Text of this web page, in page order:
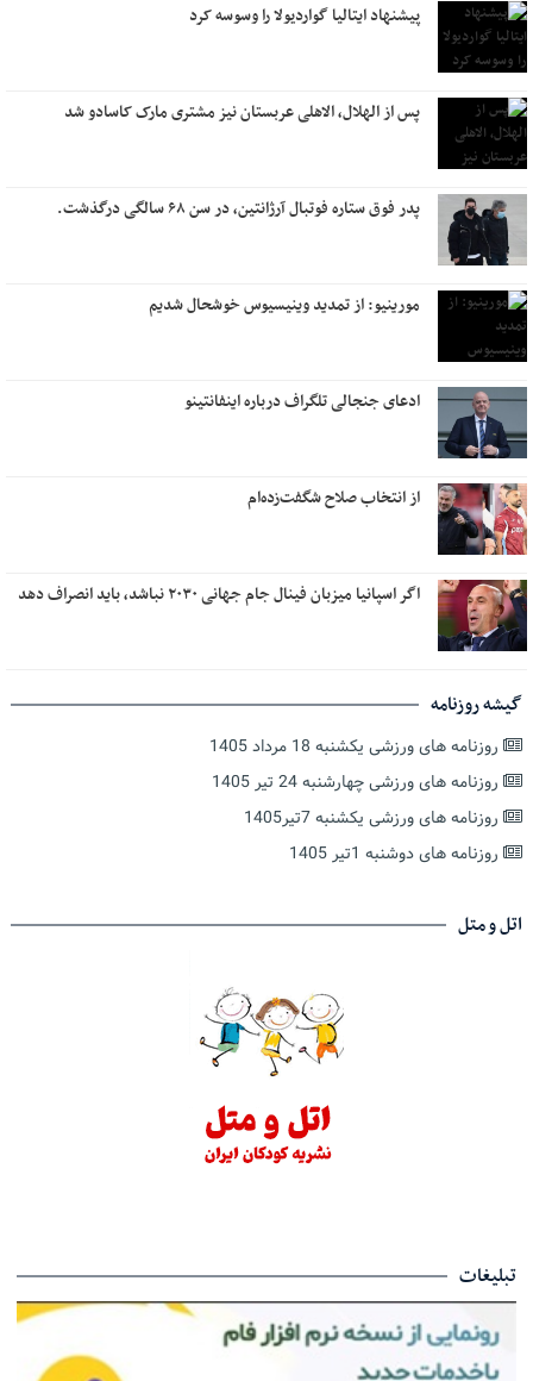
پیشنهاد ایتالیا گواردیولا را وسوسه کرد
پس از الهلال، الاهلی عربستان نیز مشتری مارک کاسادو شد
پدر فوق ستاره فوتبال آرژانتین، در سن ۶۸ سالگی درگذشت.
مورینیو: از تمدید وینیسیوس خوشحال شدیم
ادعای جنجالی تلگراف درباره اینفانتینو
از انتخاب صلاح شگفت‌زده‌ام
اگر اسپانیا میزبان فینال جام جهانی ۲۰۳۰ نباشد، باید انصراف دهد
گیشه روزنامه
روزنامه های ورزشی یکشنبه 18 مرداد 1405
روزنامه های ورزشی چهارشنبه 24 تیر 1405
روزنامه های ورزشی یکشنبه 7تیر1405
روزنامه های دوشنبه 1تیر 1405
اتل و متل
تبلیغات